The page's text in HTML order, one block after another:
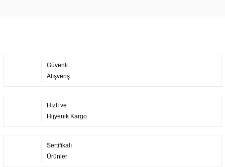
Güvenli
Alışveriş
Hızlı ve
Hijyenik Kargo
Sertifikalı
Ürünler